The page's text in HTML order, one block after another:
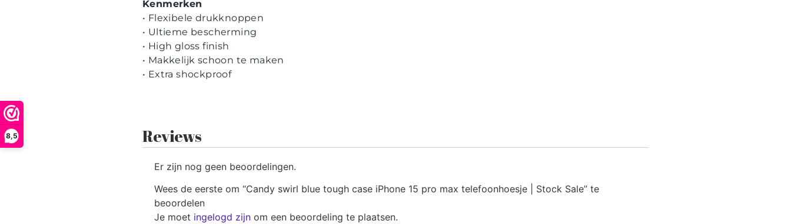
8,5
Kenmerken
• Flexibele drukknoppen
• Ultieme bescherming
• High gloss finish
• Makkelijk schoon te maken
• Extra shockproof
Reviews
Er zijn nog geen beoordelingen.
Wees de eerste om “Candy swirl blue tough case iPhone 15 pro max telefoonhoesje | Stock Sale” te
beoordelen
Je moet ingelogd zijn om een beoordeling te plaatsen.